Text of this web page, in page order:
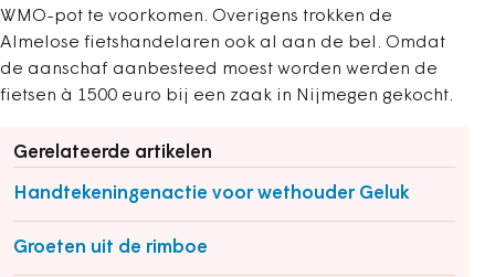
WMO-pot te voorkomen. Overigens trokken de
Almelose fietshandelaren ook al aan de bel. Omdat
de aanschaf aanbesteed moest worden werden de
fietsen à 1500 euro bij een zaak in Nijmegen gekocht.
Gerelateerde artikelen
Handtekeningenactie voor wethouder Geluk
Groeten uit de rimboe